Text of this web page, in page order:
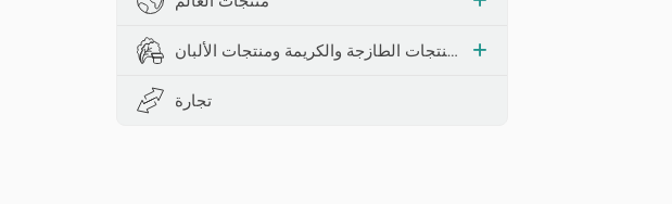
المنتجات الطازجة والكريمة ومنتجات الألبان
تجارة